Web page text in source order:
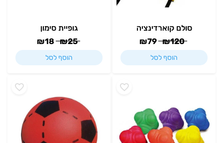
סולם קוארדינציה
₪120
₪79
הוסף לסל
גופיית סימון
₪25
₪18
הוסף לסל